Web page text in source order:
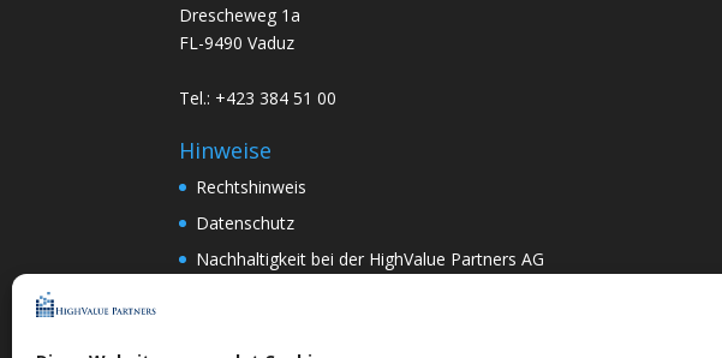
Drescheweg 1a
FL-9490 Vaduz
Tel.: +423 384 51 00
Hinweise
Rechtshinweis
Datenschutz
Nachhaltigkeit bei der HighValue Partners AG